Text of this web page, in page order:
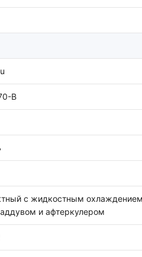
B
с жидкостным
и афтеркулером